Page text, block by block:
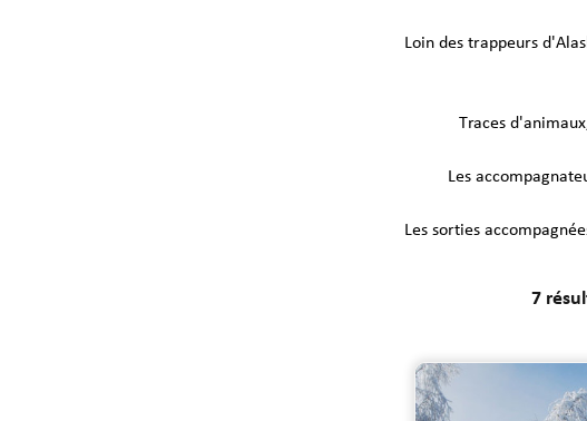
Loin des trappeurs
Traces
Les
Les sorties
7